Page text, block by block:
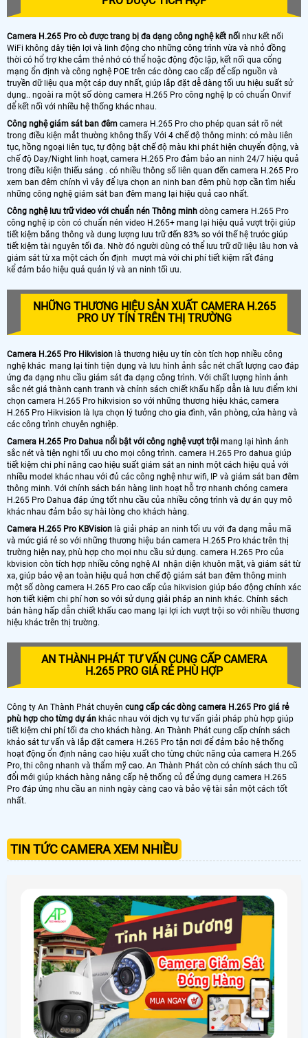
Camera H.265 Pro cò được trang bị đa dạng công nghệ kết nối như kết nối
WiFi không dây tiện lợi và linh động cho những công trình vừa và nhỏ đồng
thời có hổ trợ khe cắm thẻ nhớ có thể hoặc động độc lập, kết nối qua cổng
mạng ổn định và công nghệ POE trên các dòng cao cấp để cấp nguồn và
truyền dữ liệu qua một cáp duy nhất, giúp lắp đặt dễ dàng tối ưu hiệu suất sử
dụng.. ngoài ra một số dòng camera H.265 Pro công nghệ Ip có chuẩn Onvif
dể kết nối với nhiều hệ thống khác nhau.
Công nghệ giám sát ban đêm camera H.265 Pro cho phép quan sát rõ nét
trong điều kiện mắt thường không thấy Với 4 chế độ thông minh: có màu liên
tục, hồng ngoại liên tục, tự động bật chế độ màu khi phát hiện chuyển động, và
chế độ Day/Night linh hoạt, camera H.265 Pro đảm bảo an ninh 24/7 hiệu quả
trong điều kiện thiếu sáng . có nhiều thông số liên quan đến camera H.265 Pro
xem ban đêm chính vì vây để lựa chọn an ninh ban đêm phù hợp cần tìm hiểu
những công nghệ giám sát ban đêm mang lại hiệu quả cao nhất.
Công nghệ lưu trữ video với chuẩn nén Thông minh dòng camera H.265 Pro
công nghệ ip còn có chuẩn nén video H.265+ mang lại hiệu quả vượt trội giúp
tiết kiệm băng thông và dung lượng lưu trữ đến 83% so với thế hệ trước giúp
tiết kiệm tài nguyên tối đa. Nhờ đó người dùng có thể lưu trữ dữ liệu lâu hơn và
giám sát từ xa một cách ổn định mượt mà với chi phí tiết kiệm rất đáng
kể đảm bảo hiệu quả quản lý và an ninh tối ưu.
NHỮNG THƯƠNG HIỆU SẢN XUẤT CAMERA H.265
PRO UY TÍN TRÊN THỊ TRƯỜNG
Camera H.265 Pro Hikvision là thương hiệu uy tín còn tích hợp nhiều công
nghệ khác mang lại tính tiện dụng và lưu hình ảnh sắc nét chất lượng cao đáp
ứng đa dạng nhu cầu giám sát đa dạng công trình. Với chất lượng hình ảnh
sắc nét giá thành cạnh tranh và chính sách chiết khấu hấp dẫn là lưu điểm khi
chọn camera H.265 Pro hikvision so với những thương hiệu khác, camera
H.265 Pro Hikvision là lựa chọn lý tưởng cho gia đình, văn phòng, cửa hàng và
các công trình chuyên nghiệp.
Camera H.265 Pro Dahua nổi bật với công nghệ vượt trội mang lại hình ảnh
sắc nét và tiện nghi tối ưu cho mọi công trình. camera H.265 Pro dahua giúp
tiết kiệm chi phí nâng cao hiệu suất giám sát an ninh một cách hiệu quả với
nhiều model khác nhau với đủ các công nghệ như wifi, IP và giám sát ban đêm
thông minh. Với chính sách bán hàng linh hoạt hỗ trợ nhanh chóng camera
H.265 Pro Dahua đáp ứng tốt nhu cầu của nhiều công trình và dự án quy mô
khác nhau đảm bảo sự hài lòng cho khách hàng.
Camera H.265 Pro KBVision là giải pháp an ninh tối ưu với đa dạng mẫu mã
và mức giá rẻ so với những thương hiệu bán camera H.265 Pro khác trên thị
trường hiện nay, phù hợp cho mọi nhu cầu sử dụng. camera H.265 Pro của
kbvision còn tích hợp nhiều công nghệ AI nhận diện khuôn mặt, và giám sát từ
xa, giúp bảo vệ an toàn hiệu quả hơn chế độ giám sát ban đêm thông minh
một số dòng camera H.265 Pro cao cấp của hikvision giúp báo động chính xác
hơn tiết kiệm chi phí hơn so với sử dụng giải pháp an ninh khác. Chính sách
bán hàng hấp dẫn chiết khấu cao mang lại lợi ích vượt trội so với nhiều thương
hiệu khác trên thị trường.
AN THÀNH PHÁT TƯ VẤN CUNG CẤP CAMERA
H.265 PRO GIÁ RẺ PHÙ HỢP
Công ty An Thành Phát chuyên cung cấp các dòng camera H.265 Pro giá rẻ
phù hợp cho từng dự án khác nhau với dịch vụ tư vấn giải pháp phù hợp giúp
tiết kiệm chi phí tối đa cho khách hàng. An Thành Phát cung cấp chính sách
khảo sát tư vấn và lắp đặt camera H.265 Pro tận nơi để đảm bảo hệ thống
hoạt động ổn định nâng cao hiệu xuất cho từng chức năng của camera H.265
Pro, thi công nhanh và thẩm mỹ cao. An Thành Phát còn có chính sách thu cũ
đổi mới giúp khách hàng nâng cấp hệ thống củ để ứng dụng camera H.265
Pro đáp ứng nhu cầu an ninh ngày càng cao và bảo vệ tài sản một cách tốt
nhất.
TIN TỨC CAMERA XEM NHIỀU